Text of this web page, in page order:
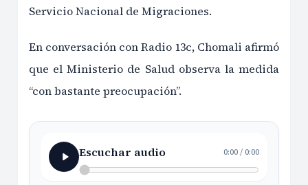
Servicio Nacional de Migraciones.
En conversación con Radio 13c, Chomali afirmó
que el Ministerio de Salud observa la medida
“con bastante preocupación”.
Escuchar audio 0:00/0:00